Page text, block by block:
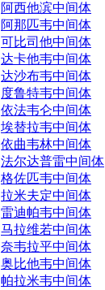
阿西他滨中间体
阿那匹韦中间体
可比司他中间体
达卡他韦中间体
达沙布韦中间体
度鲁特韦中间体
依法韦仑中间体
埃替拉韦中间体
依曲韦林中间体
法尔达普雷中间体
格佐匹韦中间体
拉米夫定中间体
雷迪帕韦中间体
马拉维若中间体
奈韦拉平中间体
奥比他韦中间体
帕拉米韦中间体